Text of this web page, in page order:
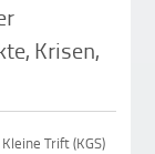
Krisen,
Trift (KGS)